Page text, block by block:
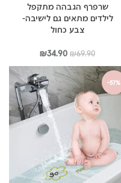
שרפרף הגבהה מתקפל
לילדים מתאים גם לישיבה-
צבע כחול
₪69.90
המחיר
המקורי
היה:
₪69.90.
₪34.90
המחיר
הנוכחי
הוא:
₪34.90.
-57%